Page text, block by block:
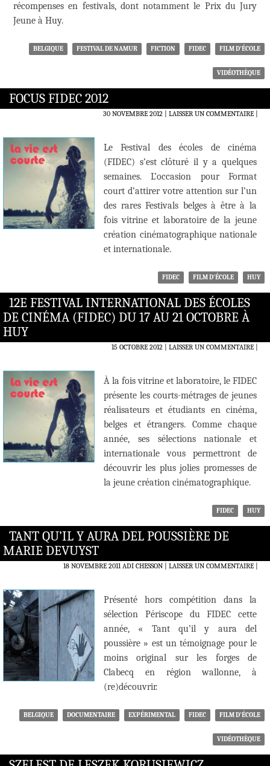
récompenses en festivals, dont notamment le Prix du Jury
Jeune à Huy.
BELGIQUE FESTIVAL DE NAMUR FICTION FIDEC FILM D'ÉCOLE
VIDÉOTHÈQUE
FOCUS FIDEC 2012
30 NOVEMBRE 2012 LAISSER UN COMMENTAIRE|
Le Festival des écoles de cinéma
(FIDEC) s’est clôturé il y a quelques
semaines. L’occasion pour Format
court d’attirer votre attention sur l’un
des rares Festivals belges à être à la
fois vitrine et laboratoire de la jeune
création cinématographique nationale
et internationale.
FIDEC FILM D'ÉCOLE HUY
12E FESTIVAL INTERNATIONAL DES ÉCOLES
DE CINÉMA (FIDEC) DU 17 AU 21 OCTOBRE À
HUY
15 OCTOBRE 2012 LAISSER UN COMMENTAIRE|
À la fois vitrine et laboratoire, le FIDEC
présente les courts-métrages de jeunes
réalisateurs et étudiants en cinéma,
belges et étrangers. Comme chaque
année, ses sélections nationale et
internationale vous permettront de
découvrir les plus jolies promesses de
la jeune création cinématographique.
FIDEC HUY
TANT QU’IL Y AURA DEL POUSSIÈRE DE
MARIE DEVUYST
18 NOVEMBRE 2011 ADI CHESSON LAISSER UN COMMENTAIRE|
Présenté hors compétition dans la
sélection Périscope du FIDEC cette
année, « Tant qu’il y aura del
poussière » est un témoignage pour le
moins original sur les forges de
Clabecq en région wallonne, à
(re)découvrir.
BELGIQUE DOCUMENTAIRE EXPÉRIMENTAL FIDEC FILM D'ÉCOLE
VIDÉOTHÈQUE